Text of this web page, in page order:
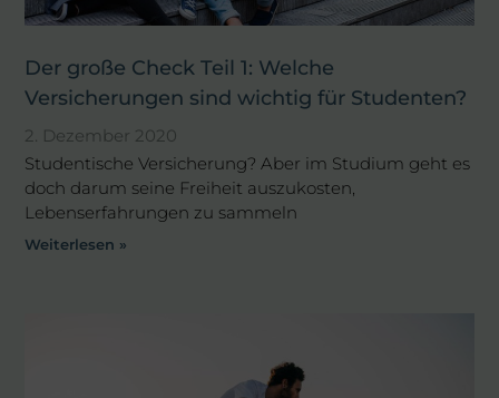
Der große Check Teil 1: Welche
Versicherungen sind wichtig für Studenten?
2. Dezember 2020
Studentische Versicherung? Aber im Studium geht es
doch darum seine Freiheit auszukosten,
Lebenserfahrungen zu sammeln
Weiterlesen »